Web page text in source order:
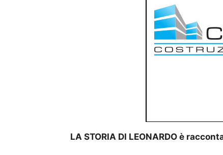
LA STORIA DI LEONARDO è